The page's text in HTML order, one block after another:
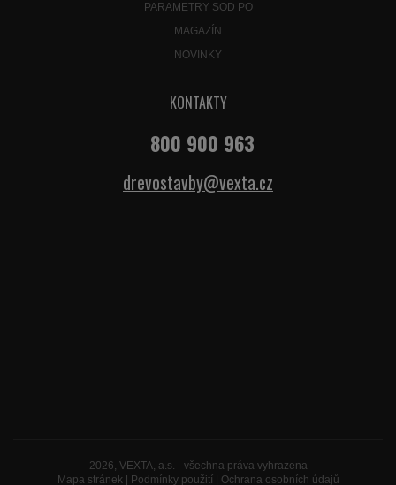
PARAMETRY SOD PO
MAGAZÍN
NOVINKY
KONTAKTY
800 900 963
drevostavby@vexta.cz
2026, VEXTA, a.s. - všechna práva vyhrazena
Mapa stránek| Podmínky použití Ochrana osobních údajů